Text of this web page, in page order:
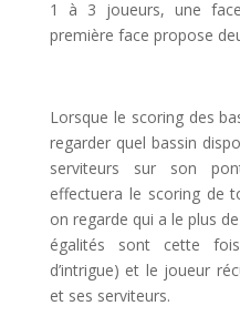
1 à 3 joueurs, une
première face propose
Lorsque le scoring des
regarder quel bassin
serviteurs sur son
effectuera le scoring de
on regarde qui a le plus
égalités sont cette
d’intrigue) et le joueur
et ses serviteurs.